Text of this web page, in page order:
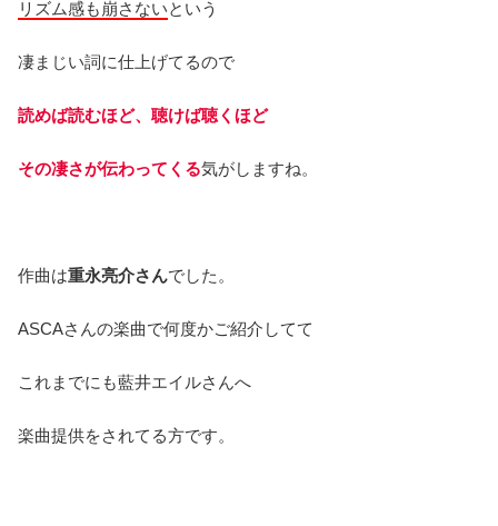
リズム感も崩さないという
凄まじい詞に仕上げてるので
読めば読むほど、聴けば聴くほど
その凄さが伝わってくる気がしますね。
作曲は重永亮介さんでした。
ASCAさんの楽曲で何度かご紹介してて
これまでにも藍井エイルさんへ
楽曲提供をされてる方です。